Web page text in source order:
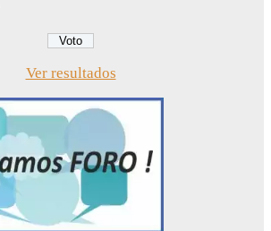
Ver resultados